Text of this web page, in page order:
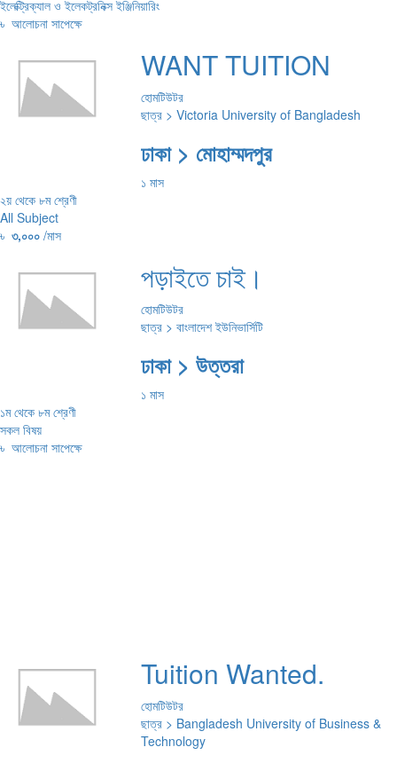
ইলেক্ট্রিক্যাল ও ইলেকট্রনিক্স ইঞ্জিনিয়ারিং
৳ আলোচনা সাপেক্ষে
WANT TUITION
হোমটিউটর
ছাত্র > Victoria University of Bangladesh
ঢাকা > মোহাম্মদপুর
১ মাস
২য় থেকে ৮ম শ্রেণী
All Subject
৳ ৩,০০০ /মাস
পড়াইতে চাই।
হোমটিউটর
ছাত্র > বাংলাদেশ ইউনিভার্সিটি
ঢাকা > উত্তরা
১ মাস
১ম থেকে ৮ম শ্রেণী
সকল বিষয়
৳ আলোচনা সাপেক্ষে
Tuition Wanted.
হোমটিউটর
ছাত্র > Bangladesh University of Business &
Technology